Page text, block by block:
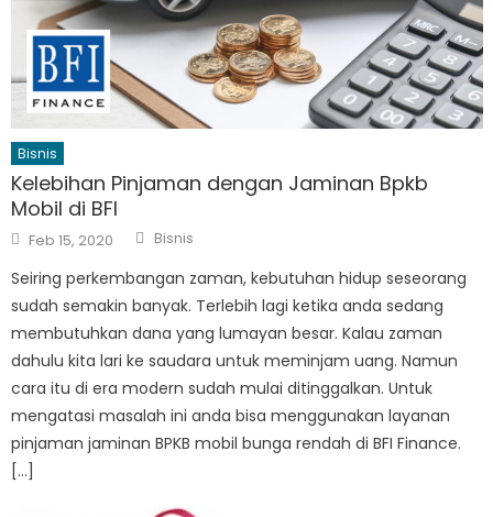
Bisnis
Kelebihan Pinjaman dengan Jaminan Bpkb
Mobil di BFI
Posted
on
Feb 15, 2020 Author
Bisnis
Seiring perkembangan zaman, kebutuhan hidup seseorang
sudah semakin banyak. Terlebih lagi ketika anda sedang
membutuhkan dana yang lumayan besar. Kalau zaman
dahulu kita lari ke saudara untuk meminjam uang. Namun
cara itu di era modern sudah mulai ditinggalkan. Untuk
mengatasi masalah ini anda bisa menggunakan layanan
pinjaman jaminan BPKB mobil bunga rendah di BFI Finance.
[…]